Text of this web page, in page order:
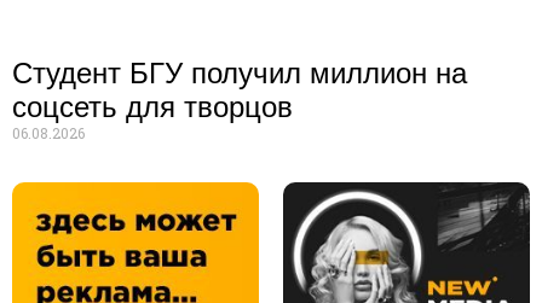
Студент БГУ получил миллион на
соцсеть для творцов
06.08.2026